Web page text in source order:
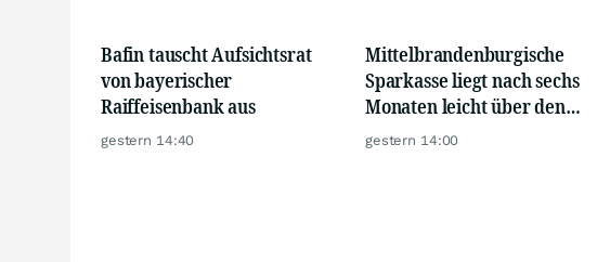
Bafin tauscht Aufsichtsrat
von bayerischer
Raiffeisenbank aus
gestern 14:40
Mittelbrandenburgische
Sparkasse liegt nach sechs
Monaten leicht über den
Erwartungen
gestern 14:00